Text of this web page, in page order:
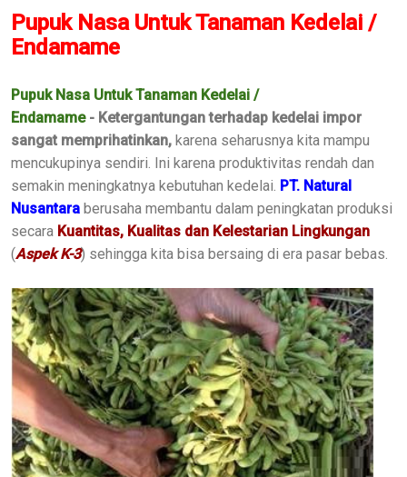
Pupuk Nasa Untuk Tanaman Kedelai /
Endamame
Pupuk Nasa Untuk Tanaman Kedelai /
Endamame- Ketergantungan terhadap kedelai impor
sangat memprihatinkan, karena seharusnya kita mampu
mencukupinya sendiri. Ini karena produktivitas rendah dan
semakin meningkatnya kebutuhan kedelai. PT. Natural
Nusantara berusaha membantu dalam peningkatan produksi
secara Kuantitas, Kualitas dan Kelestarian Lingkungan
(Aspek K-3) sehingga kita bisa bersaing di era pasar bebas.